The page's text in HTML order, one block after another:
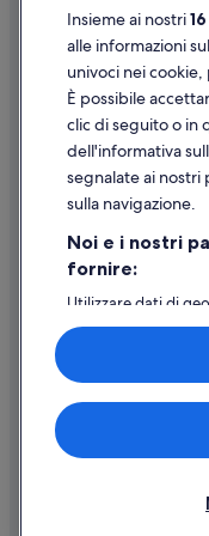
Noli: B&B
Noli: Ostelli
Noli: Lodge
Noli: Case rurali
Noli: Affittacamere
Noli: Aparthotel
Noli: Resort
Noli: Cottage
Noli: Complessi di
Noli: Inn
Noli: Campeggi
Noli: Guest house
Spotorno: Guest house
Supporto
Assistenza clienti
Contattaci
Come cancellare un volo
Come modificare la
Utilizzare un coupon
Documenti per i viaggi
© 2026 Expedia, Inc.,
Expedia e il logo di
Insieme ai nostri16
alle informazioni
univoci nei
È possibile
clic di seguito o in
dell'informativa
segnalate ai nostri
sulla navigazione.
Noi e i nostri
fornire:
Utilizzare dati di
delle
e/o accedervi.
misurazione delle
annunci, ricerche
Elenco dei